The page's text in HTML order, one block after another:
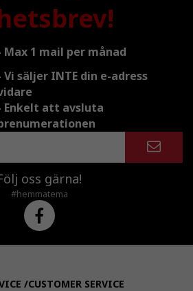
Max 1 mail per månad
Vi säljer INTE din e-adress
Enkelt att avsluta
oss gärna!
#hemmatema
/CUSTOMER SERVICE